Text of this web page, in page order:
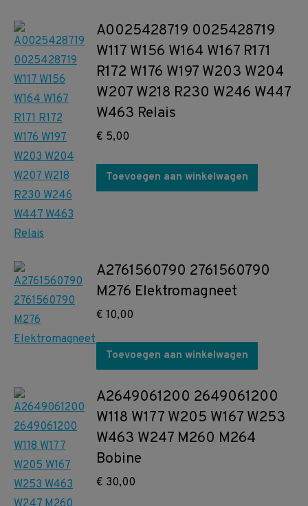
A0025428719 0025428719
W117 W156 W164 W167 R171
R172 W176 W197 W203 W204
W207 W218 R230 W246 W447
W463 Relais
€ 5,00
Toevoegen aan winkelwagen
A2761560790 2761560790
M276 Elektromagneet
€ 10,00
Toevoegen aan winkelwagen
A2649061200 2649061200
W118 W177 W205 W167 W253
W463 W247 M260 M264
Bobine
€ 30,00